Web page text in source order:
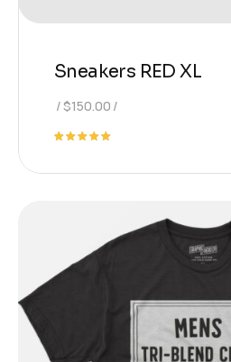
Sneakers RED XL
$150.00
sur 5